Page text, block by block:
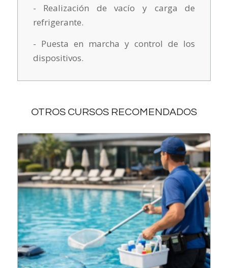
- Realización de vacío y carga de
refrigerante.
- Puesta en marcha y control de los
dispositivos.
OTROS CURSOS RECOMENDADOS